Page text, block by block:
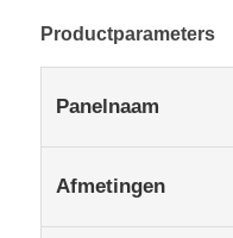
TFT LCD -display
IPS Lcd Vertoning
TFT LCD Touchscreen
Productparameters
Panelnaam
Afmetingen